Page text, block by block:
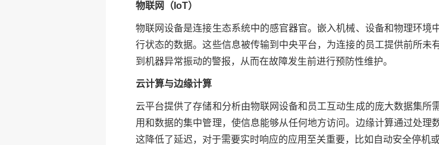
物联网（IoT）
物联网设备是连接生态系统中的感官器官。嵌入机械、设备和物理环境
行状态的数据。这些信息被传输到中央平台，为连接的员工提供前所未
到机器异常振动的警报，从而在故障发生前进行预防性维护。
云计算与边缘计算
云平台提供了存储和分析由物联网设备和员工互动生成的庞大数据集所
用和数据的集中管理，使信息能够从任何地方访问。边缘计算通过处理
这降低了延迟，对于需要实时响应的应用至关重要，比如自动安全停机